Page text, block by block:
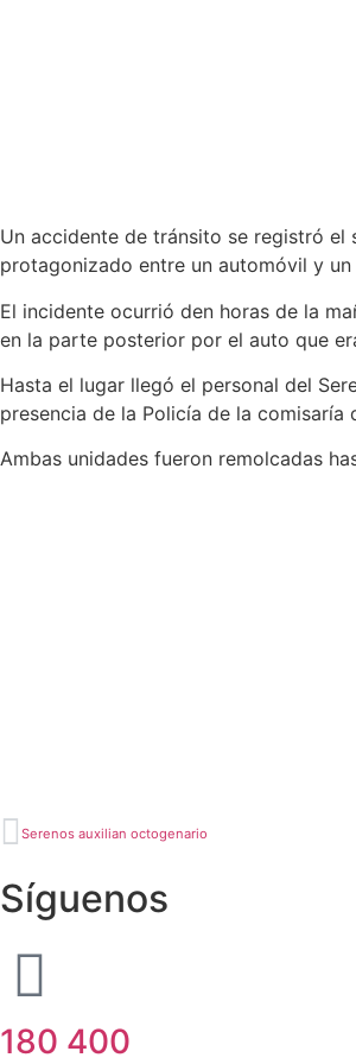
Un accidente de tránsito se registró el
protagonizado entre un automóvil y
El incidente ocurrió den horas de la
en la parte posterior por el auto que
Hasta el lugar llegó el personal del
presencia de la Policía de la comisaría
Ambas unidades fueron remolcadas
Serenos auxilian octogenario
Síguenos
180 400